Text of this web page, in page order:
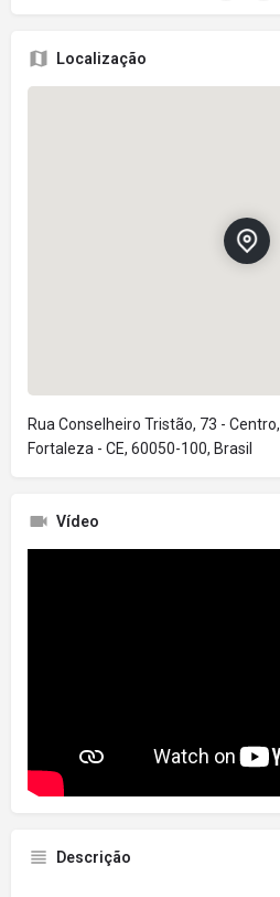
Localização
Rua Conselheiro Tristão, 73 - Centro,
Fortaleza - CE, 60050-100, Brasil
Vídeo
Descrição